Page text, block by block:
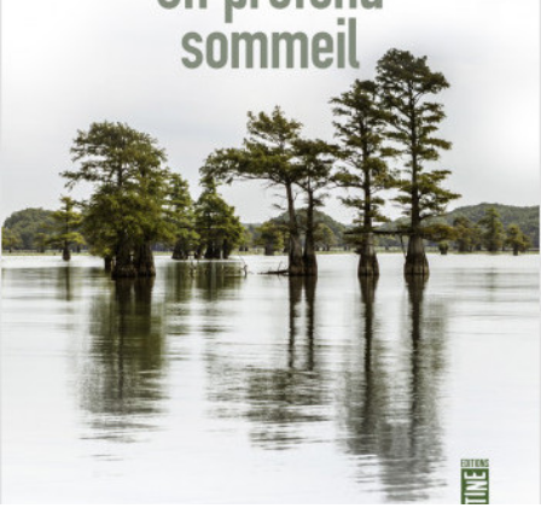
LIRE LA SUITE